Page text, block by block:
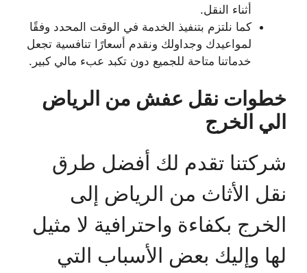
أثناء النقل.
كما نلتزم بتنفيذ الخدمة في الوقت المحدد وفقًا
لمواعيدك وجداولك ونقدم أسعارًا تنافسية تجعل
خدماتنا متاحة للجميع دون تكبد عبء مالي كبير.
خطوات نقل عفش من الرياض
الي الخرج
شركتنا تقدم لك أفضل طرق
نقل الأثاث من الرياض إلى
الخرج بكفاءة واحترافية لا مثيل
لها وإليك بعض الأسباب التي